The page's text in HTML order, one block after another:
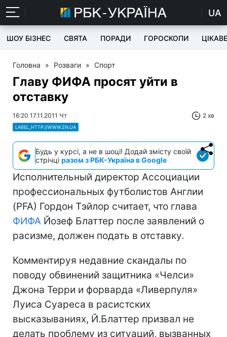
UA
ШОУ БІЗНЕС СВЯТА ПОРАДИ ГОРОСКОПИ ЦІКАВЕ
Головна » Розваги » Спорт
Главу ФИФА просят уйти в
отставку
16:20 17.11.2011 Чт 2 хв
LABEL_HTTP://WWW.ZN.UA
Будь у курсі, а не в шоці! Додай змісту своїй
стрічці разом з РБК-Україна в Google
Исполнительный директор Ассоциации
профессиональных футболистов Англии
(PFA) Гордон Тэйлор считает, что глава
ФИФА Йозеф Блаттер после заявлений о
расизме, должен подать в отставку.
Комментируя недавние скандалы по
поводу обвинений защитника «Челси»
Джона Терри и форварда «Ливерпуля»
Луиса Суареса в расистских
высказываниях, Й.Блаттер призвал не
делать проблему из ситуаций, вызванных